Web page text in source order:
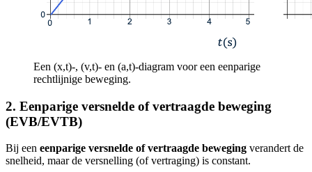
Een (x,t)-, (v,t)- en (a,t)-diagram voor een eenparige
rechtlijnige beweging.
2. Eenparige versnelde of vertraagde beweging
(EVB/EVTB)
Bij een eenparige versnelde of vertraagde beweging verandert de
snelheid, maar de versnelling (of vertraging) is constant.